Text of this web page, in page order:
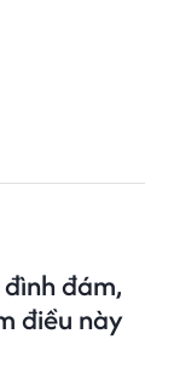
đám,
điều này